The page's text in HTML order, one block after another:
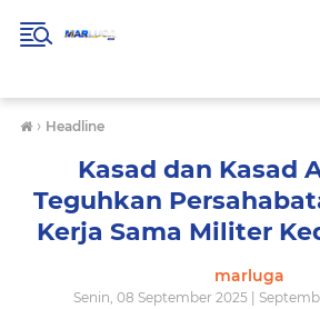
› Headline
Kasad dan Kasad
Teguhkan
Kerja Sama Militer
marluga
Senin, 08 September 2025 |